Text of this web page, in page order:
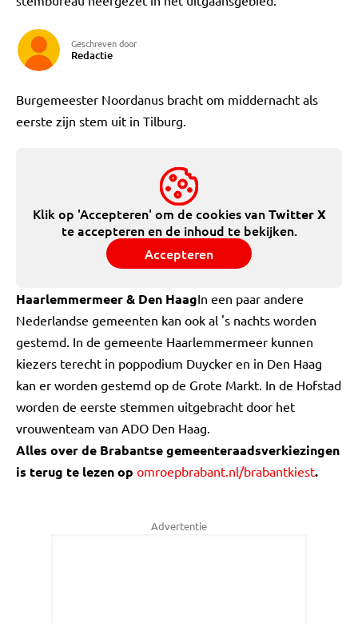
Geschreven door
Redactie
Burgemeester Noordanus bracht om middernacht als
eerste zijn stem uit in Tilburg.
Klik op 'Accepteren' om de cookies vanTwitter X
te accepteren en de inhoud te bekijken.
Accepteren
Haarlemmermeer & Den HaagIn een paar andere
Nederlandse gemeenten kan ook al 's nachts worden
gestemd. In de gemeente Haarlemmermeer kunnen
kiezers terecht in poppodium Duycker en in Den Haag
kan er worden gestemd op de Grote Markt. In de Hofstad
worden de eerste stemmen uitgebracht door het
vrouwenteam van ADO Den Haag.
Alles over de Brabantse gemeenteraadsverkiezingen
is terug te lezen op omroepbrabant.nl/brabantkiest.
Advertentie